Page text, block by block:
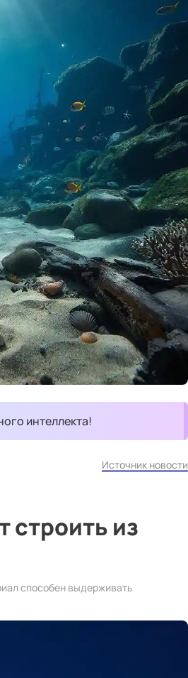
интеллекта!
Источник новости
строить из
способен выдерживать